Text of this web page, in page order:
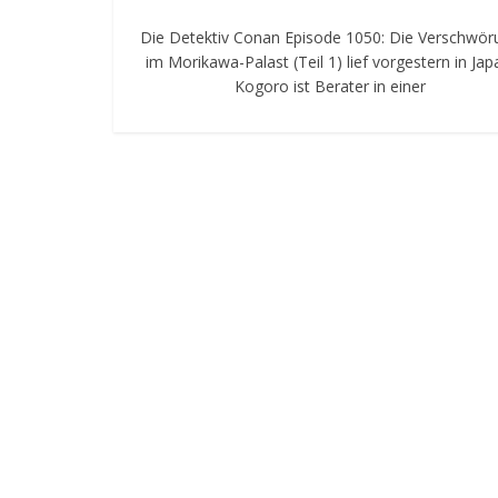
Die Detektiv Conan Episode 1050: Die
im Morikawa-Palast (Teil 1) lief vorgestern in
Kogoro ist Berater in einer